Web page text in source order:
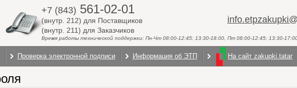
+7 (843) 561-02-01
(внутр. 212) для Поставщиков
(внутр. 211) для Заказчиков
Время работы технической поддержки: Пн-Чт 08:00-12:45; 13:30-18:00, Пт 08:00-12:45; 13:30-
Проверка электронной подписи Информация об ЭТП На сайт zakupki.tatar